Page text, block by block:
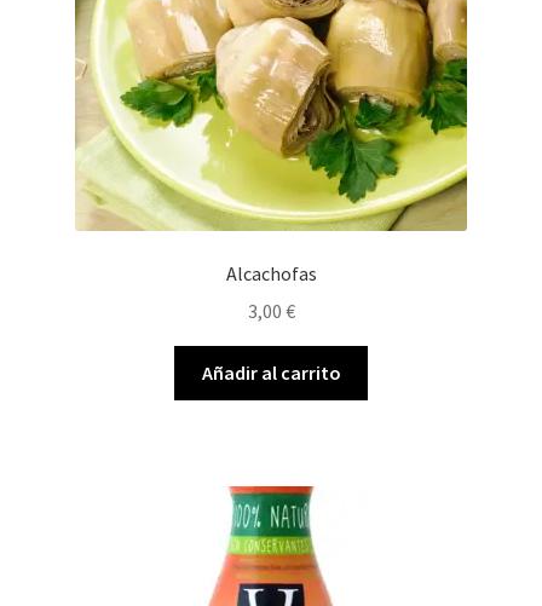
Alcachofas
3,00 €
Añadir al carrito